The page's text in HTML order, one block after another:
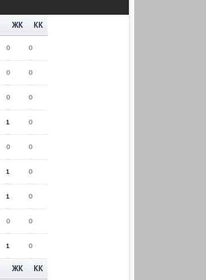
ЖК КК
0
0
0
0
0
0
1
0
0
0
1
0
1
0
0
0
1 0
ЖК КК